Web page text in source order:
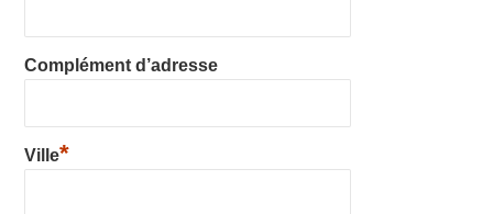
Complément d’adresse
Ville*